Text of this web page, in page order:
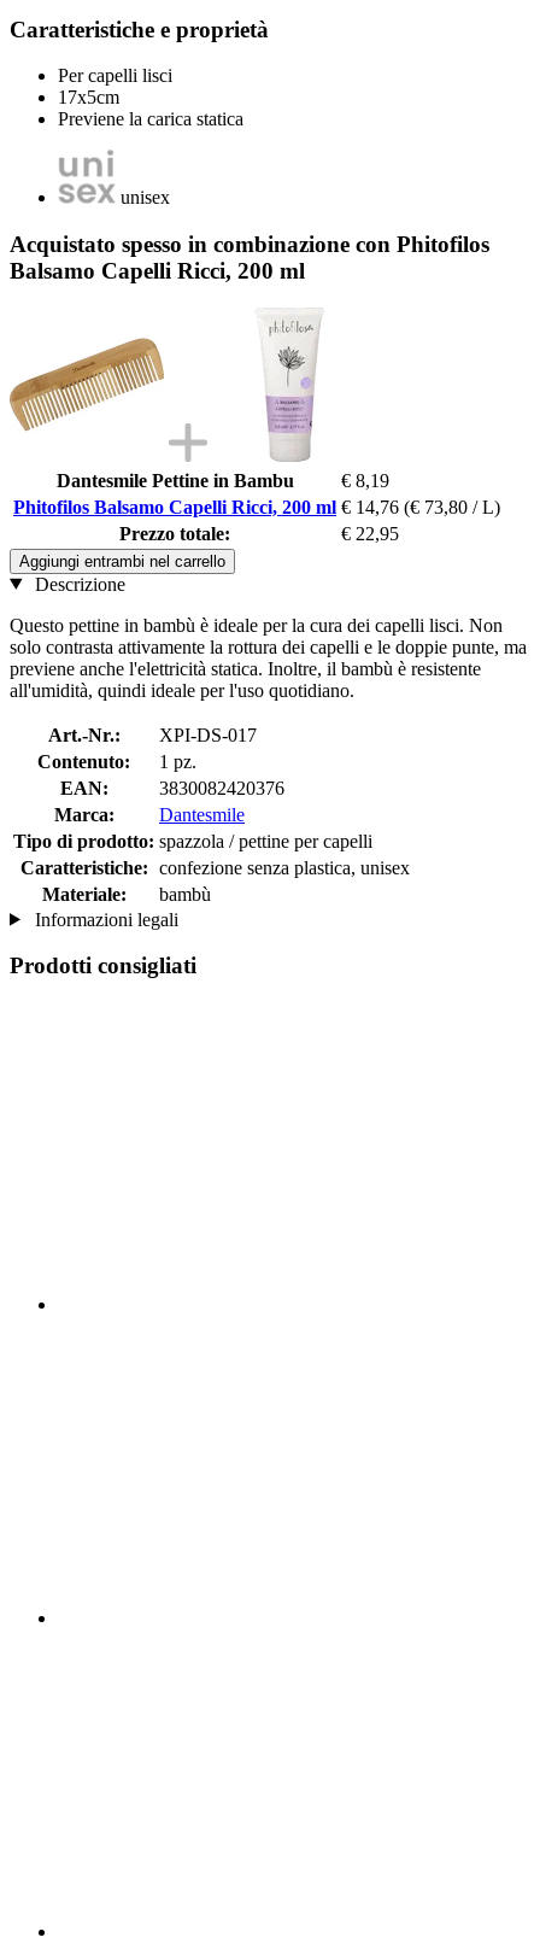
Caratteristiche e proprietà
Per capelli lisci
17x5cm
Previene la carica statica
unisex
Acquistato spesso in combinazione con Phitofilos
Balsamo Capelli Ricci, 200 ml
Dantesmile Pettine in Bambu
€ 8,19
Phitofilos Balsamo Capelli Ricci, 200 ml € 14,76 (€ 73,80 / L)
Prezzo totale:
€ 22,95
Aggiungi entrambi nel carrello
Descrizione
Questo pettine in bambù è ideale per la cura dei capelli lisci. Non
solo contrasta attivamente la rottura dei capelli e le doppie punte, ma
previene anche l'elettricità statica. Inoltre, il bambù è resistente
all'umidità, quindi ideale per l'uso quotidiano.
Art.-Nr.:
XPI-DS-017
Contenuto:
1 pz.
EAN:
3830082420376
Marca:
Dantesmile
Tipo di prodotto: spazzola / pettine per capelli
Caratteristiche: confezione senza plastica, unisex
Materiale:
bambù
Informazioni legali
Prodotti consigliati